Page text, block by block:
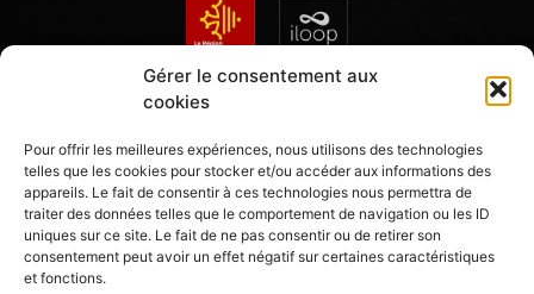
Gérer le consentement aux
cookies
Pour offrir les meilleures expériences, nous utilisons des technologies
telles que les cookies pour stocker et/ou accéder aux informations des
appareils. Le fait de consentir à ces technologies nous permettra de
traiter des données telles que le comportement de navigation ou les ID
uniques sur ce site. Le fait de ne pas consentir ou de retirer son
consentement peut avoir un effet négatif sur certaines caractéristiques
et fonctions.
TARIFS ET PRODUITS PRÉSENTÉS À TITRE INDICATIF ET SOUMIS À MODIFICATION PAR LA DIRECTION
Mentions légales Conditions d'utilisation du site